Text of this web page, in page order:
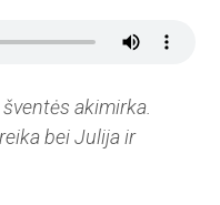
akimirka.
bei Julija ir